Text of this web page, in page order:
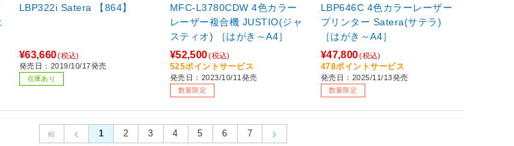
LBP322i Satera 【864】
¥63,660(税込)
発売日：2019/10/17発売
在庫あり
MFC-L3780CDW 4色カラー
レーザー複合機 JUSTIO(ジャ
スティオ) ［はがき～A4］
¥52,500(税込)
525ポイントサービス
発売日：2023/10/11発売
数量限定
LBP646C 4色カラーレーザー
プリンター Satera(サテラ)
［はがき～A4］
¥47,800(税込)
478ポイントサービス
発売日：2025/11/13発売
数量限定
1 2 3 4 5 6 7